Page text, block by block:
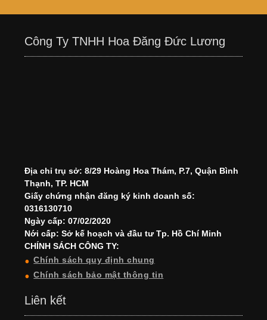
Công Ty TNHH Hoa Đăng Đức Lương
Địa chỉ trụ sở: 8/29 Hoàng Hoa Thám, P.7, Quận Bình
Thạnh, TP. HCM
Giấy chứng nhận đăng ký kinh doanh số:
0316130710
Ngày cấp: 07/02/2020
Nới cấp: Sở kế hoạch và đầu tư Tp. Hồ Chí Minh
CHÍNH SÁCH CÔNG TY:
Chính sách quy định chung
Chính sách bảo mật thông tin
Liên kết